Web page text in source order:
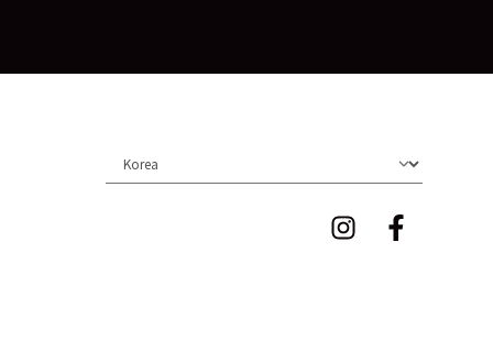
Choose locale